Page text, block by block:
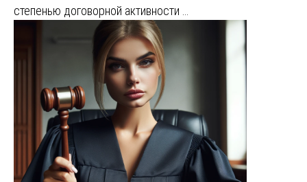
степенью договорной активности …